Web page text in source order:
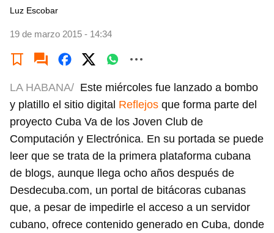
Luz Escobar
19 de marzo 2015 - 14:34
LA HABANA/ Este miércoles fue lanzado a bombo
y platillo el sitio digital Reflejos que forma parte del
proyecto Cuba Va de los Joven Club de
Computación y Electrónica. En su portada se puede
leer que se trata de la primera plataforma cubana
de blogs, aunque llega ocho años después de
Desdecuba.com, un portal de bitácoras cubanas
que, a pesar de impedirle el acceso a un servidor
cubano, ofrece contenido generado en Cuba, donde